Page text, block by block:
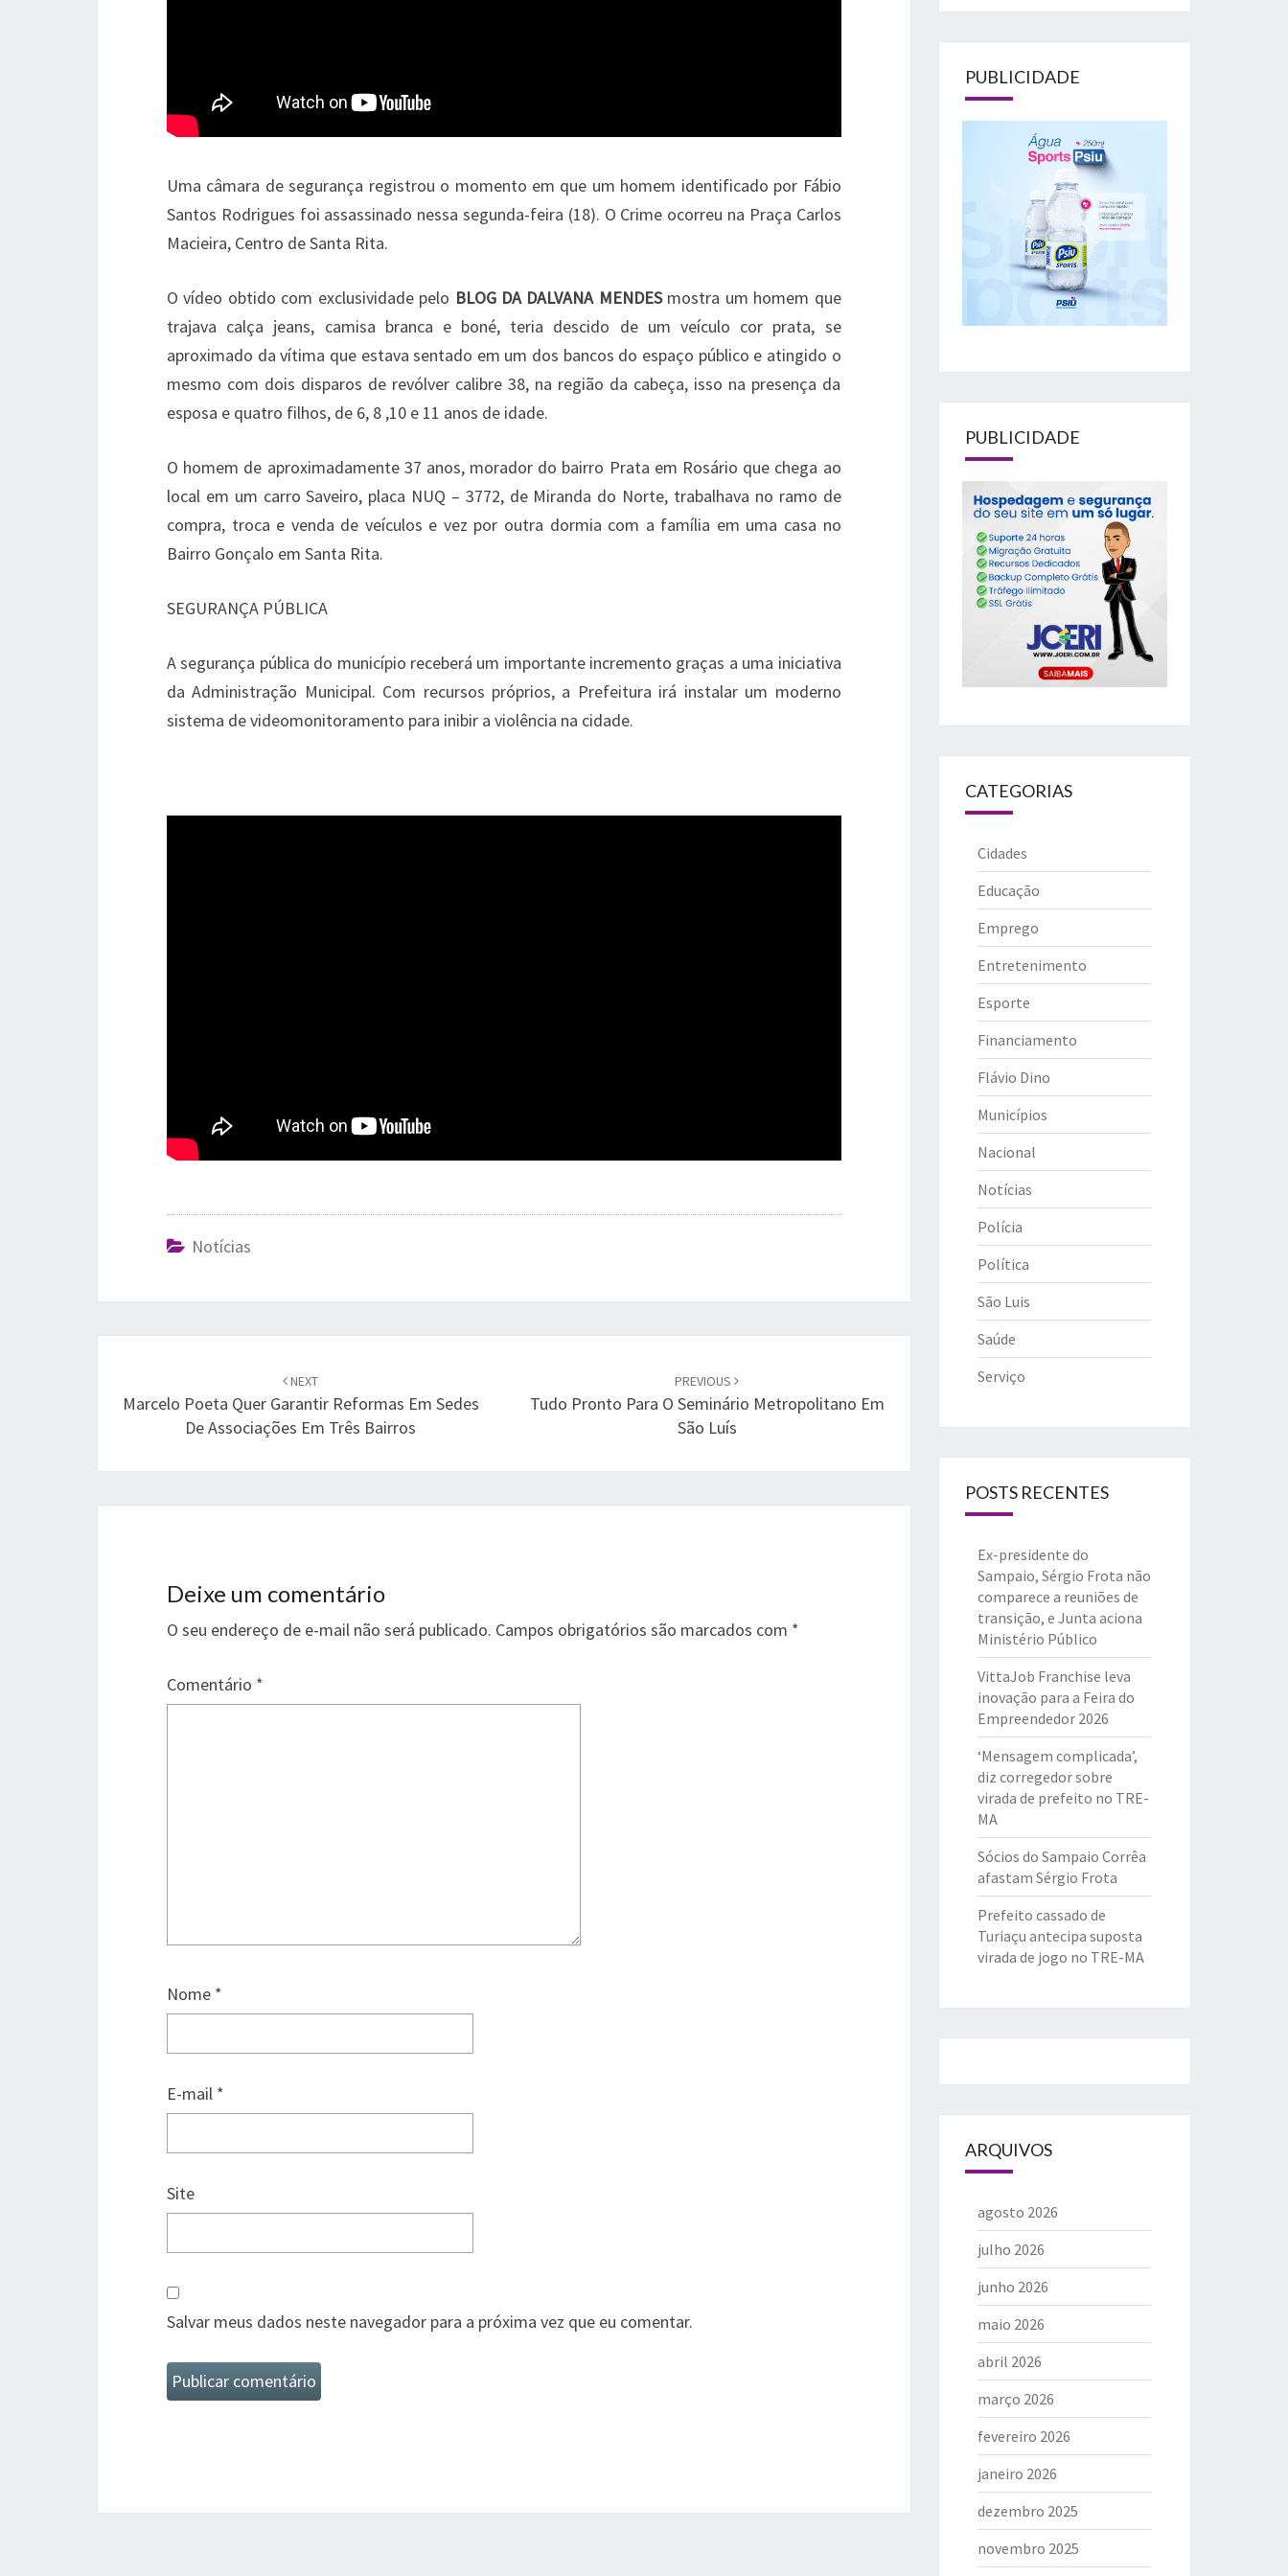
Uma câmara de segurança registrou o momento em que um homem identificado por Fábio
Santos Rodrigues foi assassinado nessa segunda-feira (18). O Crime ocorreu na Praça Carlos
Macieira, Centro de Santa Rita.
O vídeo obtido com exclusividade pelo BLOG DA DALVANA MENDESmostra um homem que
trajava calça jeans, camisa branca e boné, teria descido de um veículo cor prata, se
aproximado da vítima que estava sentado em um dos bancos do espaço público e atingido o
mesmo com dois disparos de revólver calibre 38, na região da cabeça, isso na presença da
esposa e quatro filhos, de 6, 8 ,10 e 11 anos de idade.
O homem de aproximadamente 37 anos, morador do bairro Prata em Rosário que chega ao
local em um carro Saveiro, placa NUQ – 3772, de Miranda do Norte, trabalhava no ramo de
compra, troca e venda de veículos e vez por outra dormia com a família em uma casa no
Bairro Gonçalo em Santa Rita.
SEGURANÇA PÚBLICA
A segurança pública do município receberá um importante incremento graças a uma iniciativa
da Administração Municipal. Com recursos próprios, a Prefeitura irá instalar um moderno
sistema de videomonitoramento para inibir a violência na cidade.
Notícias
NEXT
Marcelo Poeta Quer Garantir Reformas Em Sedes
De Associações Em Três Bairros
PREVIOUS
Tudo Pronto Para O Seminário Metropolitano Em
São Luís
Deixe um comentário
O seu endereço de e-mail não será publicado. Campos obrigatórios são marcados com *
Comentário *
Nome *
E-mail *
Site
Salvar meus dados neste navegador para a próxima vez que eu comentar.
PUBLICIDADE
PUBLICIDADE
CATEGORIAS
Cidades
Educação
Emprego
Entretenimento
Esporte
Financiamento
Flávio Dino
Municípios
Nacional
Notícias
Polícia
Política
São Luis
Saúde
Serviço
POSTS RECENTES
Ex-presidente do
Sampaio, Sérgio Frota não
comparece a reuniões de
transição, e Junta aciona
Ministério Público
VittaJob Franchise leva
inovação para a Feira do
Empreendedor 2026
‘Mensagem complicada’,
diz corregedor sobre
virada de prefeito no TRE-
MA
Sócios do Sampaio Corrêa
afastam Sérgio Frota
Prefeito cassado de
Turiaçu antecipa suposta
virada de jogo no TRE-MA
ARQUIVOS
agosto 2026
julho 2026
junho 2026
maio 2026
abril 2026
março 2026
fevereiro 2026
janeiro 2026
dezembro 2025
novembro 2025